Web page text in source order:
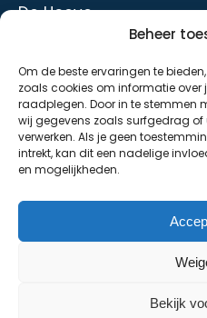
Beheer
Om de beste ervaringen te
zoals cookies om informatie
raadplegen. Door in te stemmen
wij gegevens zoals surfgedrag of
verwerken. Als je geen
intrekt, kan dit een nadelige
en mogelijkheden.
Bekijk
De Hoeve
De Strandhoeve
De Grondhoeve
Over ons
Contact
Diensten
Kelder en staalbouw
Herstelmethodieken